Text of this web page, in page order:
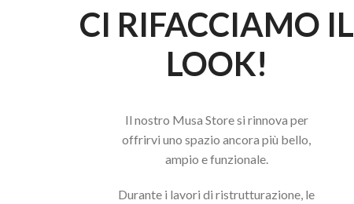
CI RIFACCIAMO IL
LOOK!
Il nostro Musa Store si rinnova per
offrirvi uno spazio ancora più bello,
ampio e funzionale.
Durante i lavori di ristrutturazione, le